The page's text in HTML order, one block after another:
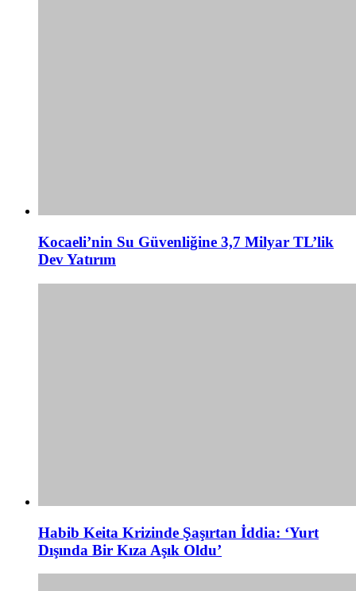
Kocaeli’nin Su Güvenliğine 3,7 Milyar TL’lik
Dev Yatırım
Habib Keita Krizinde Şaşırtan İddia: ‘Yurt
Dışında Bir Kıza Aşık Oldu’